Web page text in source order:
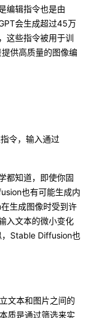
编辑指令也是由
会生成超过45万
这些指令被用于训
供高质量的图像编
令，输入通过
都知道，即使你固
也有可能生成内
生成图像时受到许
入文本的微小变化
，Stable Diffusion也
文本和图片之间的
质是通过筛选来实